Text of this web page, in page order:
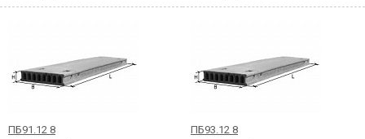
ПБ91.12 8 ПБ93.12 8